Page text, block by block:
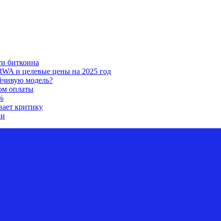
биткоина
и целевые цены на 2025 год
модель?
оплаты
критику